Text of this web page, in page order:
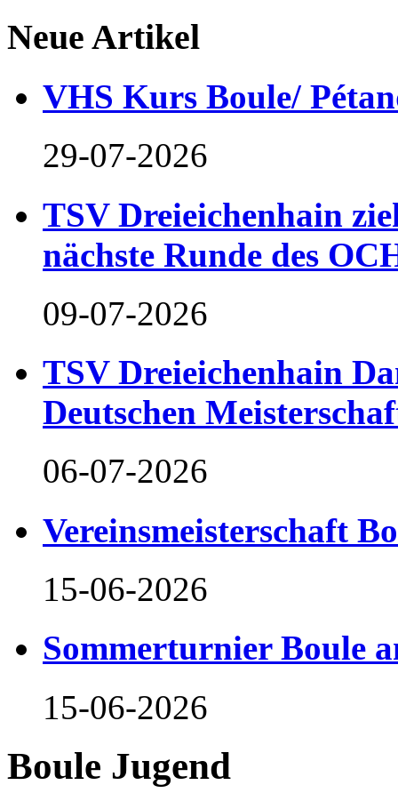
Neue Artikel
VHS Kurs Boule/
29-07-2026
TSV Dreieichenhain
nächste Runde des
09-07-2026
TSV Dreieichenhain
Deutschen
06-07-2026
Vereinsmeisterschaft
15-06-2026
Sommerturnier Boule
15-06-2026
Boule Jugend